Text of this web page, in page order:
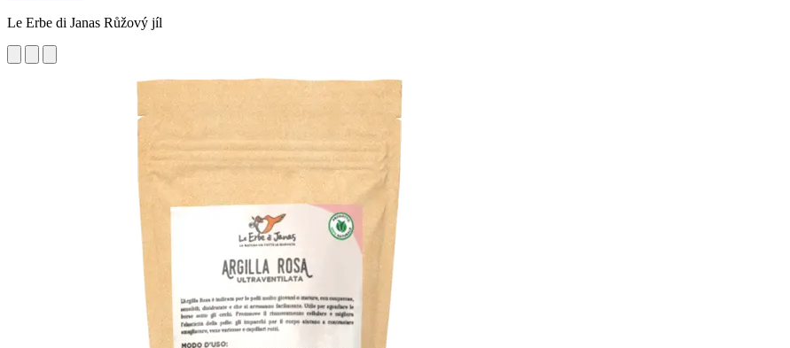
Le Erbe di Janas Růžový jíl